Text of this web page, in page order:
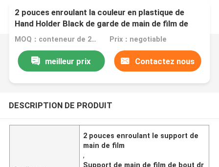
2 pouces enroulant la couleur en plastique de
Hand Holder Black de garde de main de film de
bout droit de film
MOQ：conteneur de 20 pieds Prix：negotiable
meilleur prix Contactez nous
DESCRIPTION DE PRODUIT
2 pouces enroulant le support de
main de film
,
Support de main de film de bout dr